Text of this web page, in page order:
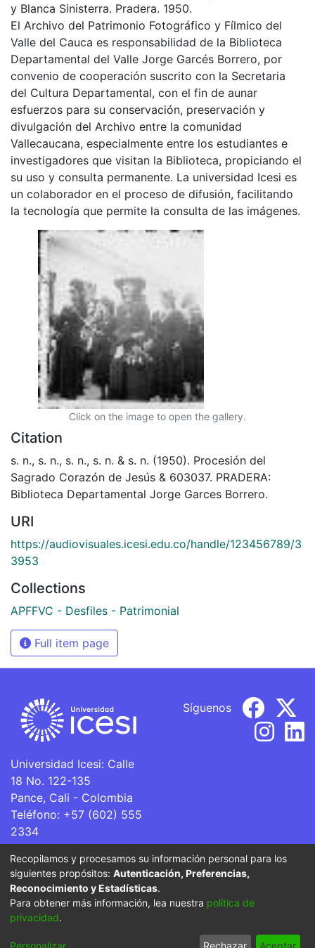
y Blanca Sinisterra. Pradera. 1950.
El Archivo del Patrimonio Fotográfico y Fílmico del
Valle del Cauca es responsabilidad de la Biblioteca
Departamental del Valle Jorge Garcés Borrero, por
convenio de cooperación suscrito con la Secretaria
del Cultura Departamental, con el fin de aunar
esfuerzos para su conservación, preservación y
divulgación del Archivo entre la comunidad
Vallecaucana, especialmente entre los estudiantes e
investigadores que visitan la Biblioteca, propiciando el
su uso y consulta permanente. La universidad Icesi es
un colaborador en el proceso de difusión, facilitando
la tecnología que permite la consulta de las imágenes.
Click on the image to open the gallery.
Citation
s. n., s. n., s. n., s. n. & s. n. (1950). Procesión del
Sagrado Corazón de Jesús & 603037. PRADERA:
Biblioteca Departamental Jorge Garces Borrero.
URI
https://audiovisuales.icesi.edu.co/handle/123456789/3
3953
Collections
APFFVC - Desfiles - Patrimonial
Full item page
Universidad Icesi: Calle
18 No. 122-135
Pance, Cali - Colombia
Teléfono: +57 (602) 555
2334
ventanillaunica@icesi.edu.co
Síguenos
La Universidad Icesi es una Institución de Educación
Superior que se encuentra sujeta a inspección y vigilancia
por parte del Ministerio de Educación Nacional.
Cookie End User Send
Recopilamos y procesamos su información personal para los
siguientes propósitos: Autenticación, Preferencias,
Reconocimiento y Estadísticas.
Para obtener más información, lea nuestra política de
privacidad.